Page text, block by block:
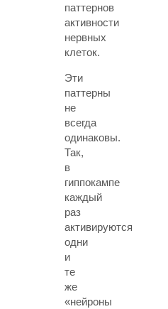
паттернов
активности
нервных
клеток.
Эти
паттерны
не
всегда
одинаковы.
Так,
в
гиппокампе
каждый
раз
активируются
одни
и
те
же
«нейроны